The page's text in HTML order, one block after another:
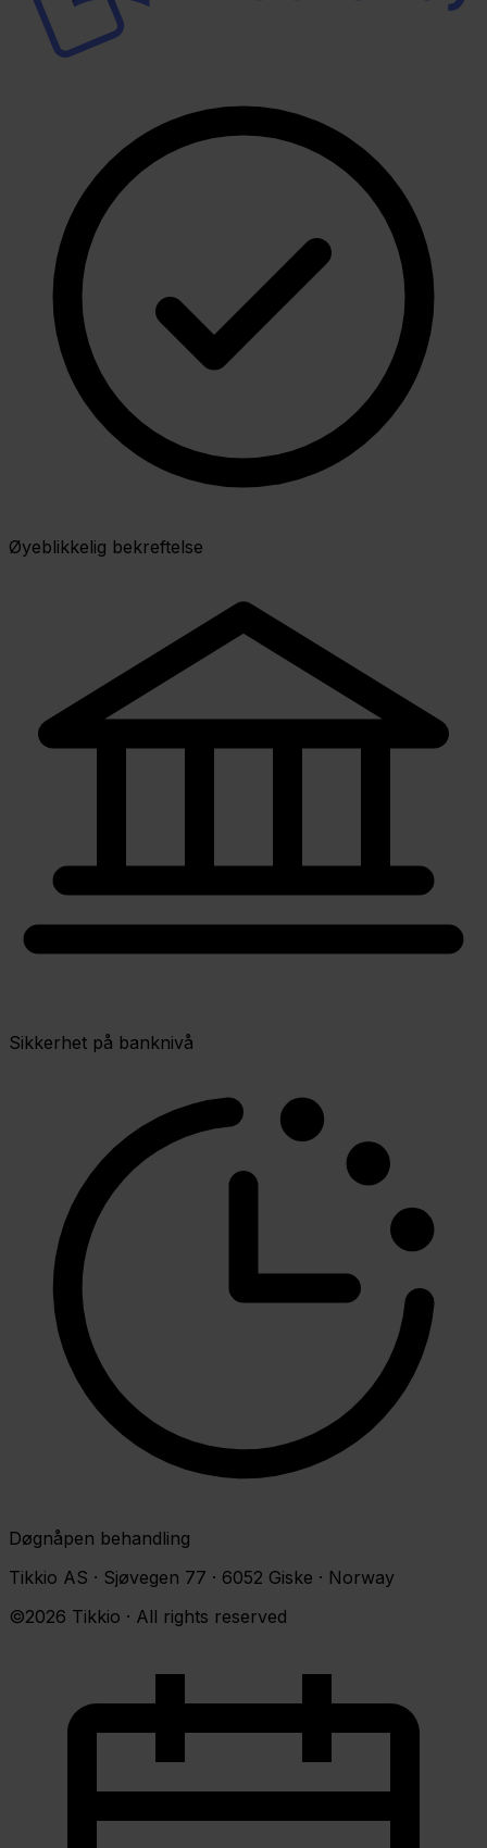
Øyeblikkelig bekreftelse
Sikkerhet på banknivå
Døgnåpen behandling
Tikkio AS · Sjøvegen 77 · 6052 Giske · Norway
©2026 Tikkio · All rights reserved